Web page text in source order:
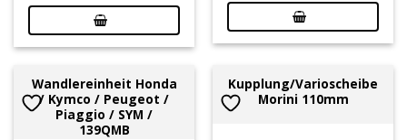
Wandlereinheit Honda
/ Kymco / Peugeot /
Piaggio / SYM /
139QMB
Kupplung/Varioscheibe
Morini 110mm